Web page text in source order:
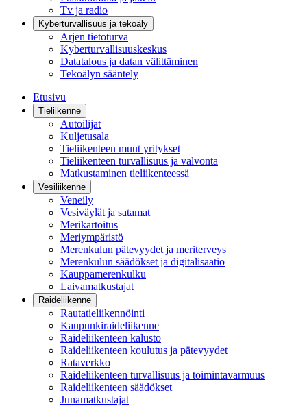
Tv ja radio
Kyberturvallisuus ja tekoäly
Arjen tietoturva
Kyberturvallisuuskeskus
Datatalous ja datan välittäminen
Tekoälyn sääntely
Etusivu
Tieliikenne
Autoilijat
Kuljetusala
Tieliikenteen muut yritykset
Tieliikenteen turvallisuus ja valvonta
Matkustaminen tieliikenteessä
Vesiliikenne
Veneily
Vesiväylät ja satamat
Merikartoitus
Meriympäristö
Merenkulun pätevyydet ja meriterveys
Merenkulun säädökset ja digitalisaatio
Kauppamerenkulku
Laivamatkustajat
Raideliikenne
Rautatieliikennöinti
Kaupunkiraideliikenne
Raideliikenteen kalusto
Raideliikenteen koulutus ja pätevyydet
Rataverkko
Raideliikenteen turvallisuus ja toimintavarmuus
Raideliikenteen säädökset
Junamatkustajat